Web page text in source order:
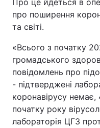
Техно і зв'язок
Зброя
Здоров'я
Цікавинки
Екологія
Про це йдеться в
про поширення
та світі.
«Всього з початку
громадського
повідомлень про
- підтверджені
коронавірусу
початку року
лабораторія ЦГЗ